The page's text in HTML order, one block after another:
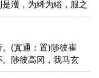
濩，为絺为綌，服之
我衣。害浣害否？归
(寘通：置)陟彼崔
陟彼高冈，我马玄
我马瘏矣，我仆痡